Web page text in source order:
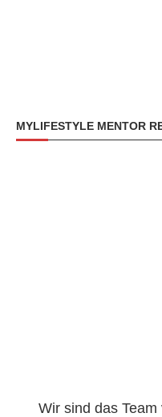
MYLIFESTYLE MENTOR
Wir sind das